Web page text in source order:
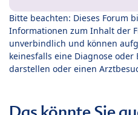
Bitte beachten: Dieses Forum
Informationen zum Inhalt der
unverbindlich und können
keinesfalls eine Diagnose
darstellen oder einen